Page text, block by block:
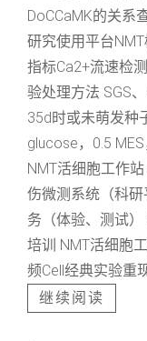
DoCCaMK的关系
研究使用平台
指标Ca2+流速检
验处理方法 SGS
35d时或未萌发种
glucose，0.5
NMT活细胞工作
伤微测系统（科
务（体验、测试
培训 NMT活细胞
频Cell经典实验重
继续阅读